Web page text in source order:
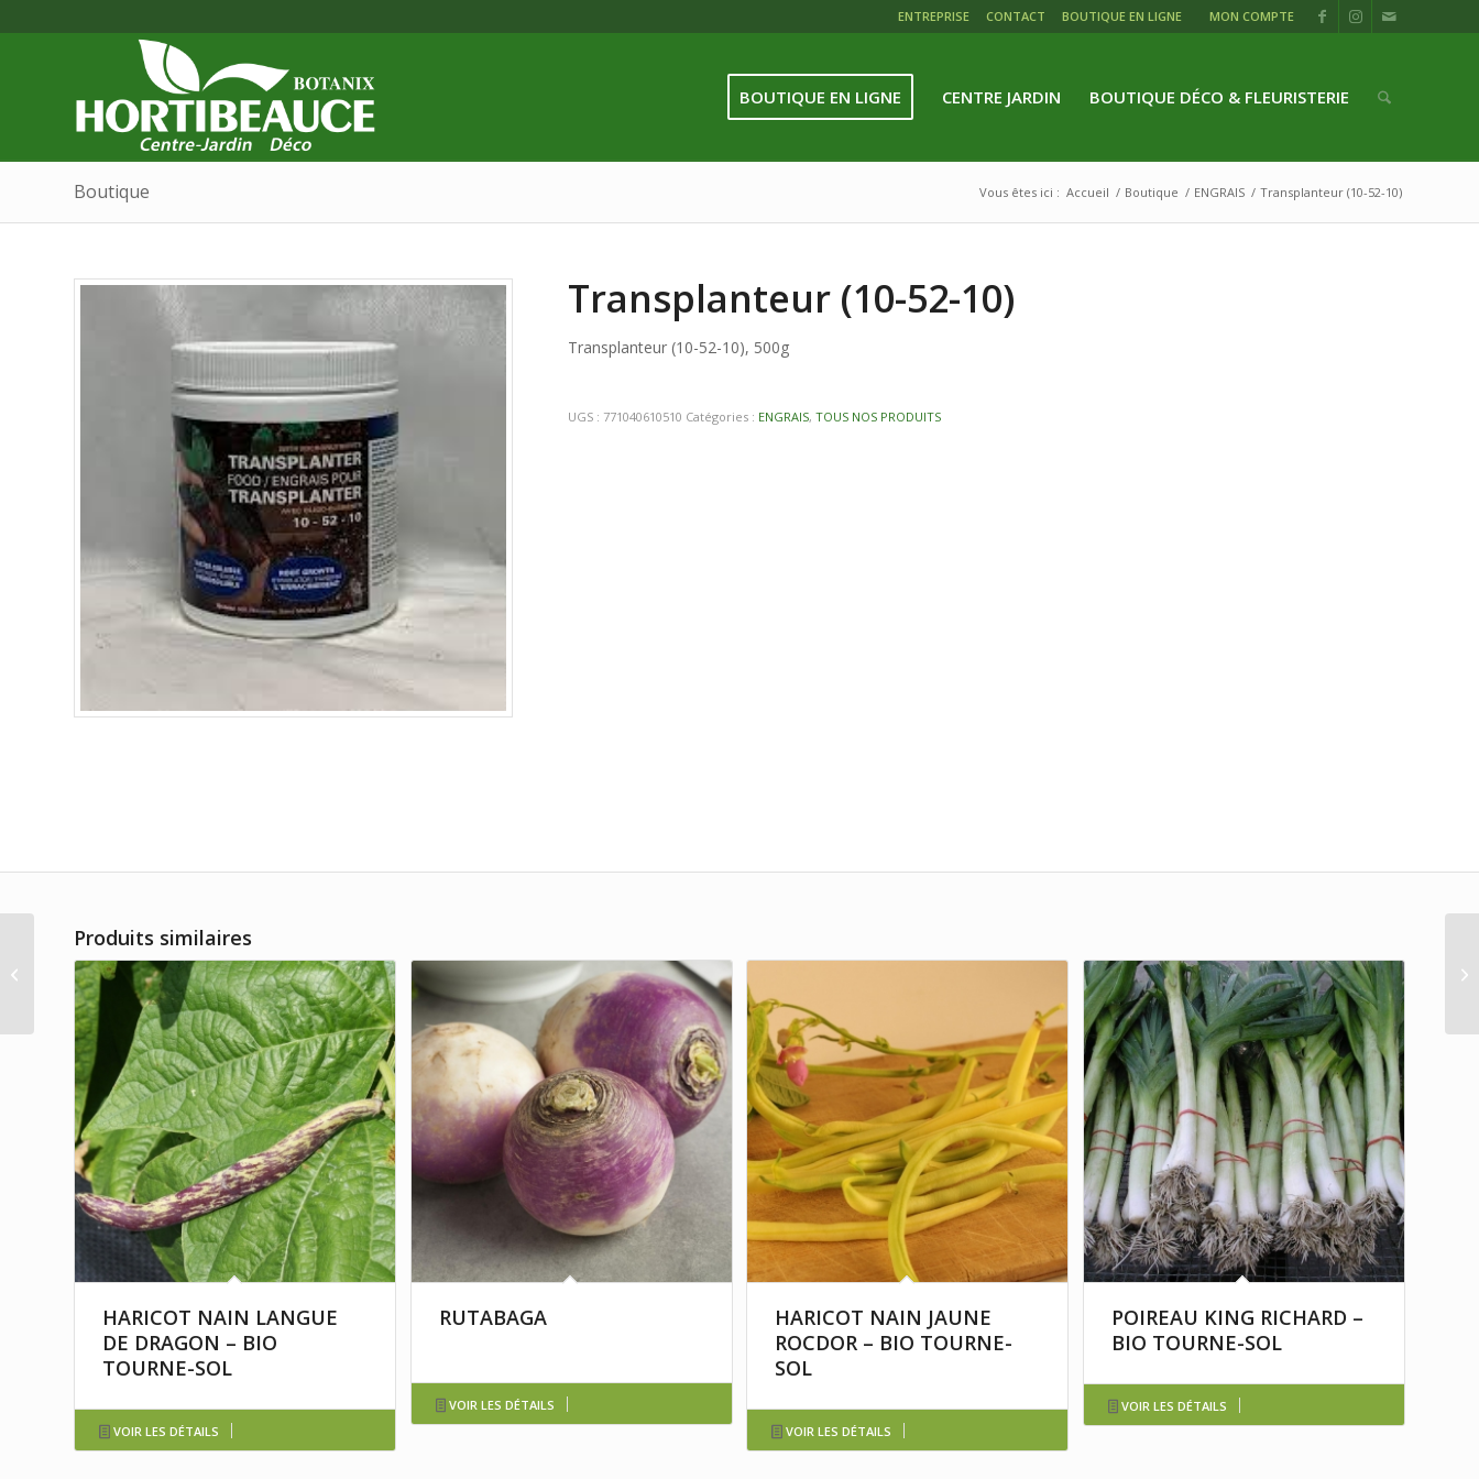
ENTREPRISE CONTACT BOUTIQUE EN LIGNE MON COMPTE
BOUTIQUE EN LIGNE CENTRE JARDIN BOUTIQUE DÉCO & FLEURISTERIE
Boutique Vous êtes ici : Accueil / Boutique / ENGRAIS / Transplanteur (10-52-10)
Transplanteur (10-52-10)
Transplanteur (10-52-10), 500g
UGS : 771040610510 Catégories : ENGRAIS,TOUS NOS PRODUITS
Produits similaires
HARICOT NAIN LANGUE
DE DRAGON – BIO
TOURNE-SOL
VOIR LES DÉTAILS
RUTABAGA
VOIR LES DÉTAILS
HARICOT NAIN JAUNE
ROCDOR – BIO TOURNE-
SOL
VOIR LES DÉTAILS
POIREAU KING RICHARD –
BIO TOURNE-SOL
VOIR LES DÉTAILS
Tomates et légumes
(15-15-30)